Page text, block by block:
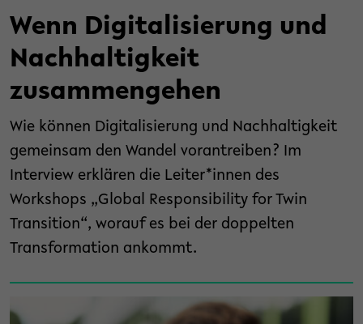
Wenn Digitalisierung und
Nachhaltigkeit
zusammengehen
Wie können Digitalisierung und Nachhaltigkeit
gemeinsam den Wandel vorantreiben? Im
Interview erklären die Leiter*innen des
Workshops „Global Responsibility for Twin
Transition“, worauf es bei der doppelten
Transformation ankommt.